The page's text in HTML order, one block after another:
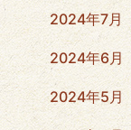
2024年7月
2024年6月
2024年5月